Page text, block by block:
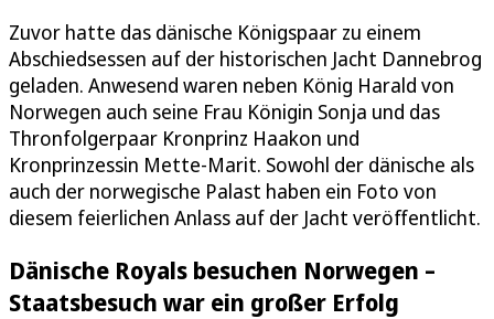
Zuvor hatte das dänische Königspaar zu einem
Abschiedsessen auf der historischen Jacht Dannebrog
geladen. Anwesend waren neben König Harald von
Norwegen auch seine Frau Königin Sonja und das
Thronfolgerpaar Kronprinz Haakon und
Kronprinzessin Mette-Marit. Sowohl der dänische als
auch der norwegische Palast haben ein Foto von
diesem feierlichen Anlass auf der Jacht veröffentlicht.
Dänische Royals besuchen Norwegen –
Staatsbesuch war ein großer Erfolg